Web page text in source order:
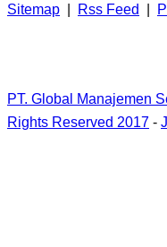
Sitemap Rss Feed
PT. Global Manajemen
Rights Reserved 2017 -